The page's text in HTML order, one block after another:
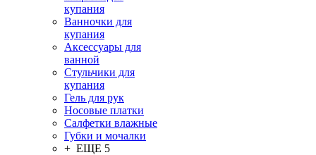
купания
Ванночки для
купания
Аксессуары для
ванной
Стульчики для
купания
Гель для рук
Носовые платки
Салфетки влажные
Губки и мочалки
+ ЕЩЕ 5